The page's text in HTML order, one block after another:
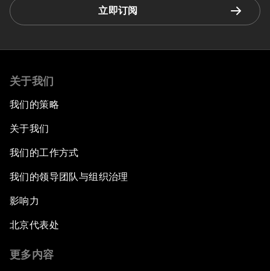
立即订阅
关于我们
我们的策略
关于我们
我们的工作方式
我们的领导团队与组织治理
影响力
北京代表处
更多内容